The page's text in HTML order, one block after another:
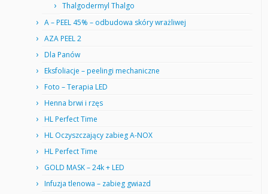
Thalgodermyl Thalgo
A – PEEL 45% – odbudowa skóry wrażliwej
AZA PEEL 2
Dla Panów
Eksfoliacje – peelingi mechaniczne
Foto – Terapia LED
Henna brwi i rzęs
HL Perfect Time
HL Oczyszczający zabieg A-NOX
HL Perfect Time
GOLD MASK – 24k + LED
Infuzja tlenowa – zabieg gwiazd